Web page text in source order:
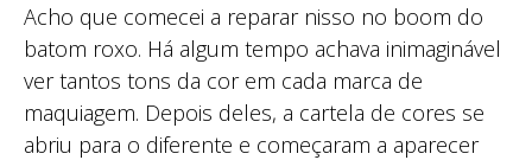
Acho que comecei a reparar nisso no boom do
batom roxo. Há algum tempo achava inimaginável
ver tantos tons da cor em cada marca de
maquiagem. Depois deles, a cartela de cores se
abriu para o diferente e começaram a aparecer